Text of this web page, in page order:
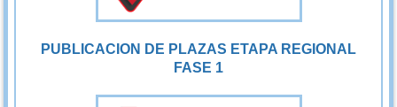
PUBLICACION DE PLAZAS ETAPA REGIONAL
FASE 1